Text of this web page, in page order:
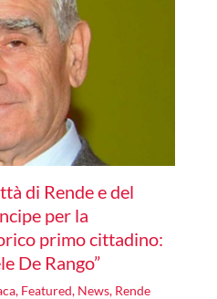
di Rende e del
per la
primo cittadino:
De Rango”
, Featured, News, Rende